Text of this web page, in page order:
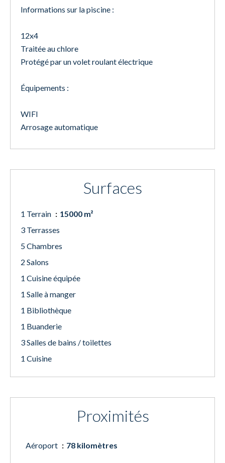
Informations sur la piscine :
12x4
Traitée au chlore
Protégé par un volet roulant électrique
Équipements :
WIFI
Arrosage automatique
Surfaces
1 Terrain
15000 m²
3 Terrasses
5 Chambres
2 Salons
1 Cuisine équipée
1 Salle à manger
1 Bibliothèque
1 Buanderie
3 Salles de bains / toilettes
1 Cuisine
Proximités
Aéroport 78 kilomètres